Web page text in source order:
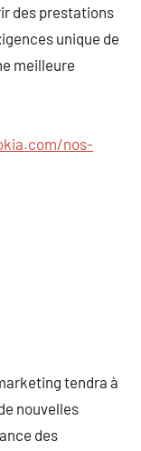
des prestations
unique de
meilleure
nos-
tendra à
nouvelles
des